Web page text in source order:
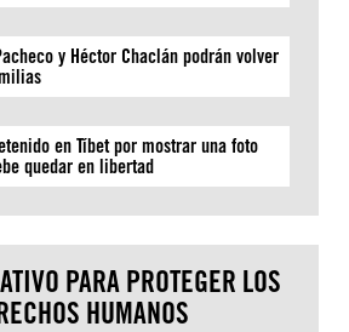
y Héctor Chaclán podrán volver
en Tíbet por mostrar una foto
quedar en libertad
PARA PROTEGER LOS
HUMANOS